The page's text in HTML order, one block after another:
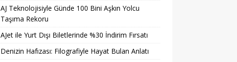
AJ Teknolojisiyle Günde 100 Bini Aşkın Yolcu
Taşıma Rekoru
AJet ile Yurt Dışı Biletlerinde %30 İndirim Fırsatı
Denizin Hafızası: Filografiyle Hayat Bulan Anlatı